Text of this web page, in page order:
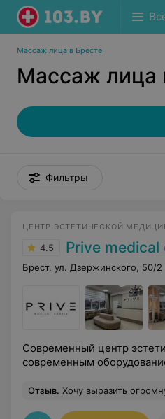
Массаж лица в Бресте
Массаж лица
Фильтры
ЦЕНТР ЭСТЕТИЧЕСКОЙ
4.5 Prive medical
Брест, ул. Дзержинского, 50/2
Современный центр
современным
Отзыв. Хочу выразить огромную благодарность доктору Сергею Леонидовичу за профессионализм и чуткость! Процедура удаления папиллом прошла совершенно